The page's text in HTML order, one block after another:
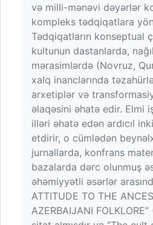
və milli-mənəvi dəyərlər
kompleks tədqiqatlara
Tədqiqatların konseptual
kultunun dastanlarda,
mərasimlərdə (Novruz,
xalq inanclarında
arxetiplər və
əlaqəsini əhatə edir. Elmi
illəri əhatə edən ardıcıl
etdirir, o cümlədən
jurnallarda, konfrans
bazalarda dərc olunmuş
əhəmiyyətli əsərlər
ATTITUDE TO THE
AZERBAIJANI